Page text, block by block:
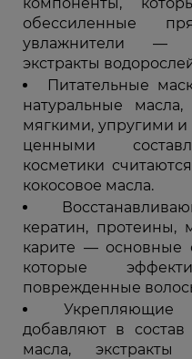
обессиленные
увлажнители —
экстракты
Питательные
натуральные
мягкими, упругими
ценными
косметики
кокосовое масла.
кератин, протеины,
карите — основные
которые
поврежденные
Укрепляющие
добавляют в
масла,